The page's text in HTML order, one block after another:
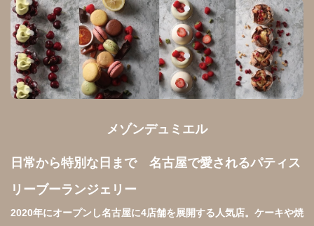
メゾンデュミエル
日常から特別な日まで　名古屋で愛されるパティス
リーブーランジェリー
2020年にオープンし名古屋に4店舗を展開する人気店。ケーキや焼